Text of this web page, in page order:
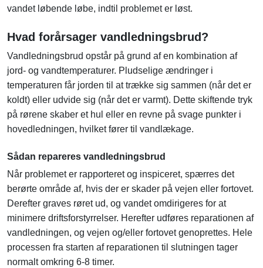
vandet løbende løbe, indtil problemet er løst.
Hvad forårsager vandledningsbrud?
Vandledningsbrud opstår på grund af en kombination af
jord- og vandtemperaturer. Pludselige ændringer i
temperaturen får jorden til at trække sig sammen (når det er
koldt) eller udvide sig (når det er varmt). Dette skiftende tryk
på rørene skaber et hul eller en revne på svage punkter i
hovedledningen, hvilket fører til vandlækage.
Sådan repareres vandledningsbrud
Når problemet er rapporteret og inspiceret, spærres det
berørte område af, hvis der er skader på vejen eller fortovet.
Derefter graves røret ud, og vandet omdirigeres for at
minimere driftsforstyrrelser. Herefter udføres reparationen af
vandledningen, og vejen og/eller fortovet genoprettes. Hele
processen fra starten af reparationen til slutningen tager
normalt omkring 6-8 timer.